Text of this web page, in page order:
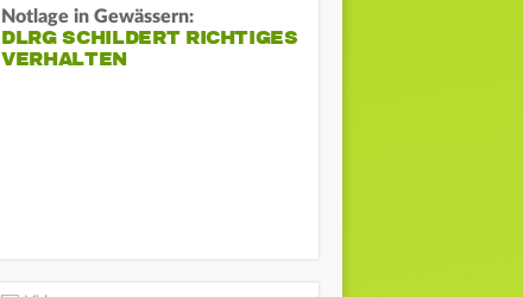
Notlage in Gewässern:
DLRG SCHILDERT RICHTIGES
VERHALTEN